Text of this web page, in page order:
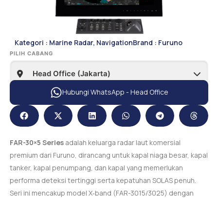
Kategori : Marine Radar, NavigationBrand : Furuno
PILIH CABANG
Hubungi WhatsApp - Head Office
FAR-30×5 Series adalah keluarga radar laut komersial
premium dari Furuno, dirancang untuk kapal niaga besar, kapal
tanker, kapal penumpang, dan kapal yang memerlukan
performa deteksi tertinggi serta kepatuhan SOLAS penuh.
Seri ini mencakup model X‑band (FAR-3015/3025) dengan